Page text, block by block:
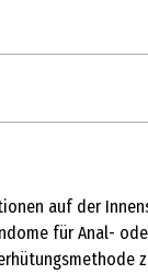
auf der
für Anal-